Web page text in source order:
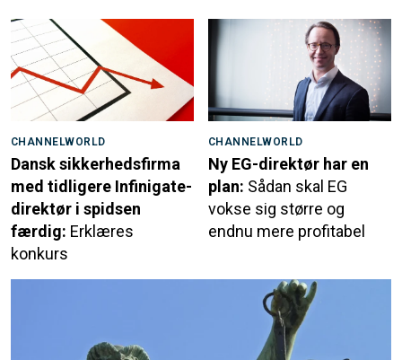
CHANNELWORLD
Dansk sikkerhedsfirma
med tidligere Infinigate-
direktør i spidsen
færdig: Erklæres
konkurs
CHANNELWORLD
Ny EG-direktør har en
plan: Sådan skal EG
vokse sig større og
endnu mere profitabel